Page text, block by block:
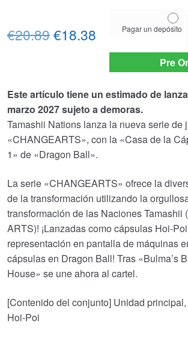
yourPagar un depósito
Pre
€20.89El
era:
€20.89.
€18.38
precio
actual
es:
€18.38.
Este artículo tiene un estimado de
marzo 2027 sujeto a demoras.
Tamashii Nations lanza la nueva serie de
«CHANGEARTS», con la «Casa de la
1» de «Dragon Ball».
La serie «CHANGEARTS» ofrece la
de la transformación utilizando la
transformación de las Naciones Tamashii
ARTS)! ¡Lanzadas como cápsulas Hoi-
representación en pantalla de máquinas
cápsulas en Dragon Ball! Tras «Bulma’s
House» se une ahora al cartel.
[Contenido del conjunto] Unidad
Hoi-Poi